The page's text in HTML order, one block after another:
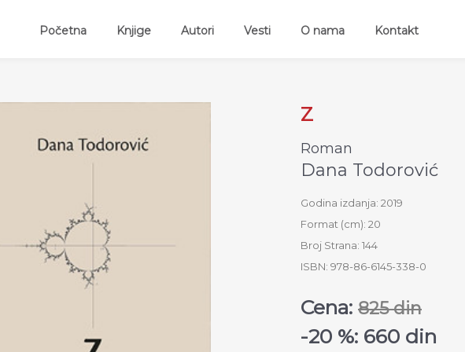
Početna(current)Knjige Autori Vesti O nama Kontakt
Z
Roman
Dana Todorović
Godina izdanja: 2019
Format (cm): 20
Broj Strana: 144
ISBN: 978-86-6145-338-0
Cena: 825 din
-20 %: 660 din